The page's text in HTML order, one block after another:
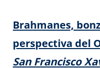
Brahmanes,
perspectiva del
San Francisco